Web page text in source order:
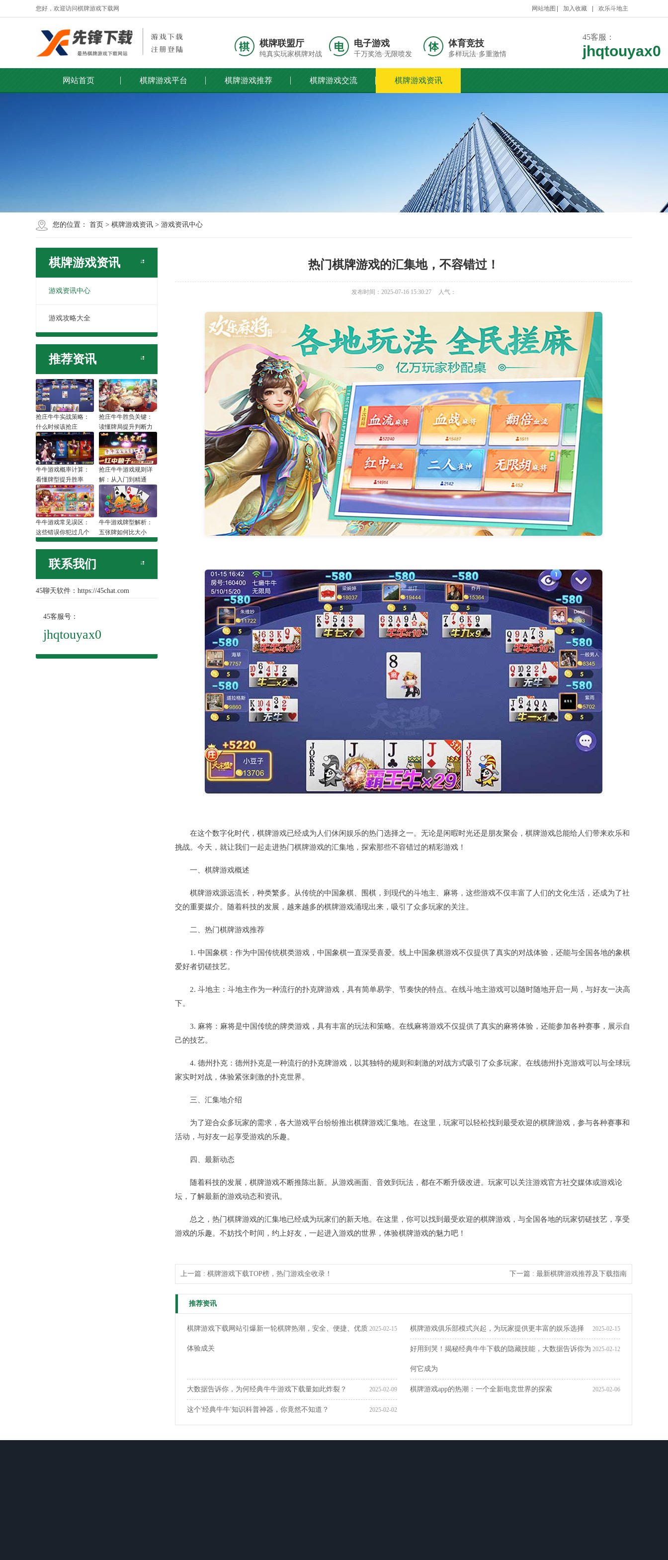
网站地图 加入收藏 欢乐斗地主
您好，欢迎访问棋牌游戏下载网
棋牌联盟厅
纯真实玩家棋牌对战
电子游戏
千万奖池·无限喷发
体育竞技
多样玩法·多重激情
45客服：
jhqtouyax0
网站首页 棋牌游戏平台 棋牌游戏推荐 棋牌游戏交流 棋牌游戏资讯
您的位置： 首页 > 棋牌游戏资讯 > 游戏资讯中心
棋牌游戏资讯
游戏资讯中心
游戏攻略大全
推荐资讯
抢庄牛牛实战策略：
什么时候该抢庄
抢庄牛牛胜负关键：
读懂牌局提升判断力
牛牛游戏概率计算：
看懂牌型提升胜率
抢庄牛牛游戏规则详
解：从入门到精通
牛牛游戏常见误区：
这些错误你犯过几个
牛牛游戏牌型解析：
五张牌如何比大小
联系我们
45聊天软件： https://45chat.com
45客服号：
jhqtouyax0
热门棋牌游戏的汇集地，不容错过！
发布时间：2025-07-16 15:30:27 人气：
在这个数字化时代，棋牌游戏已经成为人们休闲娱乐的热门选择之一。无论是闲暇时光还是朋友聚会，棋牌游戏总能给人们带来欢乐和
挑战。今天，就让我们一起走进热门棋牌游戏的汇集地，探索那些不容错过的精彩游戏！
一、棋牌游戏概述
棋牌游戏源远流长，种类繁多。从传统的中国象棋、围棋，到现代的斗地主、麻将，这些游戏不仅丰富了人们的文化生活，还成为了社
交的重要媒介。随着科技的发展，越来越多的棋牌游戏涌现出来，吸引了众多玩家的关注。
二、热门棋牌游戏推荐
1. 中国象棋：作为中国传统棋类游戏，中国象棋一直深受喜爱。线上中国象棋游戏不仅提供了真实的对战体验，还能与全国各地的象棋
爱好者切磋技艺。
2. 斗地主：斗地主作为一种流行的扑克牌游戏，具有简单易学、节奏快的特点。在线斗地主游戏可以随时随地开启一局，与好友一决高
下。
3. 麻将：麻将是中国传统的牌类游戏，具有丰富的玩法和策略。在线麻将游戏不仅提供了真实的麻将体验，还能参加各种赛事，展示自
己的技艺。
4. 德州扑克：德州扑克是一种流行的扑克牌游戏，以其独特的规则和刺激的对战方式吸引了众多玩家。在线德州扑克游戏可以与全球玩
家实时对战，体验紧张刺激的扑克世界。
三、汇集地介绍
为了迎合众多玩家的需求，各大游戏平台纷纷推出棋牌游戏汇集地。在这里，玩家可以轻松找到最受欢迎的棋牌游戏，参与各种赛事和
活动，与好友一起享受游戏的乐趣。
四、最新动态
随着科技的发展，棋牌游戏不断推陈出新。从游戏画面、音效到玩法，都在不断升级改进。玩家可以关注游戏官方社交媒体或游戏论
坛，了解最新的游戏动态和资讯。
总之，热门棋牌游戏的汇集地已经成为玩家们的新天地。在这里，你可以找到最受欢迎的棋牌游戏，与全国各地的玩家切磋技艺，享受
游戏的乐趣。不妨找个时间，约上好友，一起进入游戏的世界，体验棋牌游戏的魅力吧！
上一篇 : 棋牌游戏下载TOP榜，热门游戏全收录！ 下一篇 : 最新棋牌游戏推荐及下载指南
推荐资讯
2025-02-15
棋牌游戏下载网站引爆新一轮棋牌热潮，安全、便捷、优质
体验成关
2025-02-15
棋牌游戏俱乐部模式兴起，为玩家提供更丰富的娱乐选择
2025-02-12
好用到哭！揭秘经典牛牛下载的隐藏技能，大数据告诉你为
何它成为
2025-02-09
大数据告诉你，为何经典牛牛游戏下载量如此炸裂？ 2025-02-06
棋牌游戏app的热潮：一个全新电竞世界的探索
2025-02-02
这个'经典牛牛'知识科普神器，你竟然不知道？